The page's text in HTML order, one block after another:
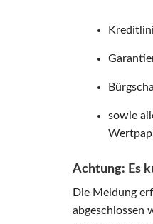
sowie
Achtung: Es
Die Meldung
abgeschlossen